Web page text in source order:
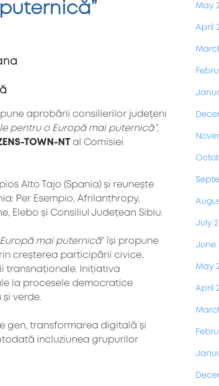
aprobării consilierilor județeni
pentru o Europă mai puternică”,
TOWN-NT al Comisiei
Alto Tajo (Spania) și reunește
Per Esempio, Afrilanthropy,
Elebo și Consiliul Județean Sibiu.
mai puternică” își propune
creșterea participării civice,
transnaționale. Inițiativa
la procesele democratice
verde.
gen, transformarea digitală și
incluziunea grupurilor
May
April
July
June
May
April